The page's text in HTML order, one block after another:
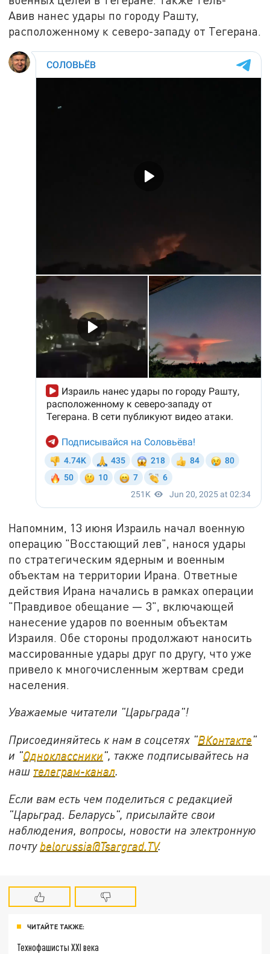
Авив нанес удары по городу Рашту,
расположенному к северо-западу от Тегерана.
Напомним, 13 июня Израиль начал военную
операцию "Восстающий лев", нанося удары
по стратегическим ядерным и военным
объектам на территории Ирана. Ответные
действия Ирана начались в рамках операции
"Правдивое обещание — 3", включающей
нанесение ударов по военным объектам
Израиля. Обе стороны продолжают наносить
массированные удары друг по другу, что уже
привело к многочисленным жертвам среди
населения.
Уважаемые читатели "Царьграда"!
Присоединяйтесь к нам в соцсетях "ВКонтакте"
и "Одноклассники", также подписывайтесь на
наш телеграм-канал.
Если вам есть чем поделиться с редакцией
"Царьград. Беларусь", присылайте свои
наблюдения, вопросы, новости на электронную
почту belorussia@Tsargrad.TV.
ЧИТАЙТЕ ТАКЖЕ:
Технофашисты XXI века